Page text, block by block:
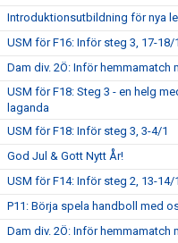
Introduktionsutbildning för nya
USM för F16: Inför steg 3, 17-18/1
Dam div. 2Ö: Inför hemmamatch
USM för F18: Steg 3 - en helg
laganda
USM för F18: Inför steg 3, 3-4/1
God Jul & Gott Nytt År!
USM för F14: Inför steg 2, 13-14/
P11: Börja spela handboll med
Dam div. 2Ö: Inför hemmamatch